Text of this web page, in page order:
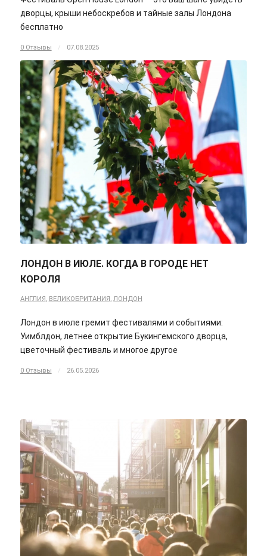
дворцы, крыши небоскребов и тайные залы Лондона
бесплатно
0 Отзывы / 07.08.2025
ЛОНДОН В ИЮЛЕ. КОГДА В ГОРОДЕ НЕТ
КОРОЛЯ
АНГЛИЯ , ВЕЛИКОБРИТАНИЯ , ЛОНДОН
Лондон в июле гремит фестивалями и событиями:
Уимблдон, летнее открытие Букингемского дворца,
цветочный фестиваль и многое другое
0 Отзывы / 26.05.2026